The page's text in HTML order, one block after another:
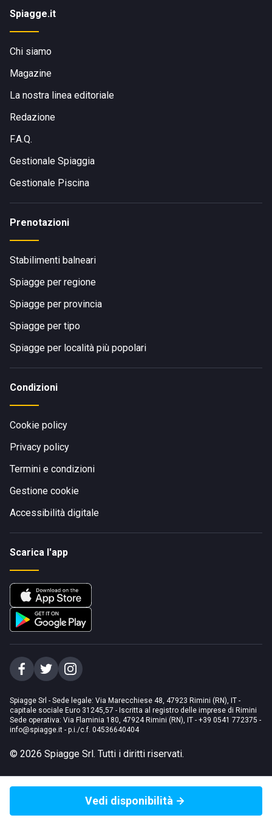
Spiagge.it
Chi siamo
Magazine
La nostra linea editoriale
Redazione
F.A.Q.
Gestionale Spiaggia
Gestionale Piscina
Prenotazioni
Stabilimenti balneari
Spiagge per regione
Spiagge per provincia
Spiagge per tipo
Spiagge per località più popolari
Condizioni
Cookie policy
Privacy policy
Termini e condizioni
Gestione cookie
Accessibilità digitale
Scarica l'app
Spiagge Srl - Sede legale: Via Marecchiese 48, 47923 Rimini (RN), IT -
capitale sociale Euro 31245,57 - Iscritta al registro delle imprese di Rimini
Sede operativa: Via Flaminia 180, 47924 Rimini (RN), IT - +39 0541 772375 -
info@spiagge.it - p.i./c.f. 04536640404
© 2026 Spiagge Srl. Tutti i diritti riservati.
Vedi disponibilità